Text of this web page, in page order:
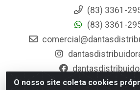
O nosso site coleta cookies
(83) 3361-
(83) 3361-